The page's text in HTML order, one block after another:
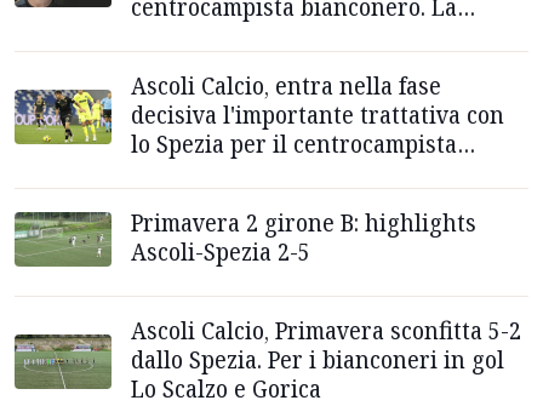
Ascoli Calcio, entra nella fase
decisiva l'importante trattativa con
lo Spezia per il centrocampista
Primavera 2 girone B: highlights
Ascoli-Spezia 2-5
Ascoli Calcio, Primavera sconfitta 5-2
dallo Spezia. Per i bianconeri in gol
Lo Scalzo e Gorica